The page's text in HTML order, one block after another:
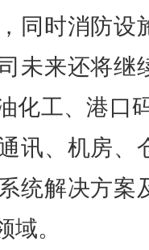
同时消防设
未来还将继
化工、港口
讯、机房、
统解决方案
域。